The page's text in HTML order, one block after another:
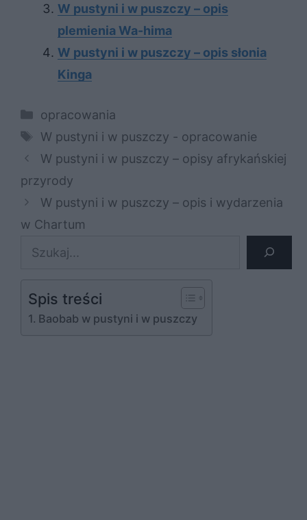
W pustyni i w puszczy – opis
plemienia Wa-hima
W pustyni i w puszczy – opis słonia
Kinga
Kategorie
opracowania
Tagi
W pustyni i w puszczy - opracowanie
W pustyni i w puszczy – opisy afrykańskiej
przyrody
W pustyni i w puszczy – opis i wydarzenia
w Chartum
Szukaj
Spis treści
Baobab w pustyni i w puszczy